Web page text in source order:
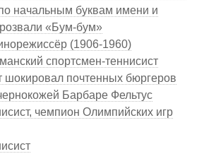
начальным буквам имени и
«Бум-бум»
(1906-1960)
спортсмен-теннисист
шокировал почтенных бюргеров
Барбаре Фельтус
чемпион Олимпийских игр